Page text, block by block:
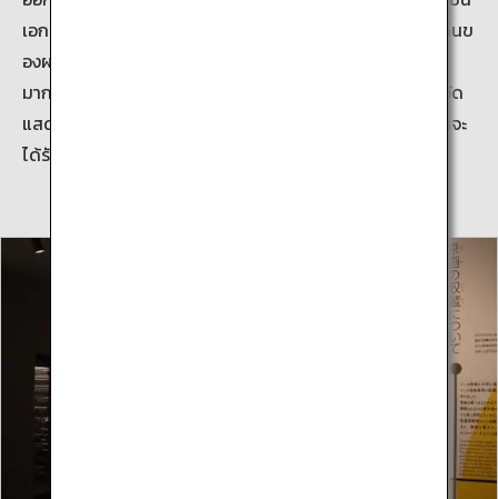
เอกดั้งเดิมและฉากที่มีชื่อเสียง ช่วยให้ผู้เยี่ยมชมได้รู้สึกถึงแก่นข
องผลงานได้อย่างใกล้ชิด จากงานศิลปะที่สร้างขึ้นโดยศิลปิน
มากกว่า 100 คน มีผลงานของ 74 คนที่จะเลือกมาหมุนเวียนจัด
แสดงอย่างสม่ำเสมอ ไม่ว่าเมื่อใดก็ตามที่ท่านมาเยี่ยมชม ท่านจะ
ได้รับประสบการณ์ใหม่และพบกับงานศิลปะใหม่เสมอ